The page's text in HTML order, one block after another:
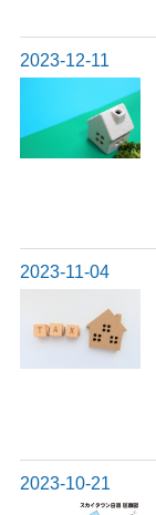
2023-12-11
2023-11-04
2023-10-21